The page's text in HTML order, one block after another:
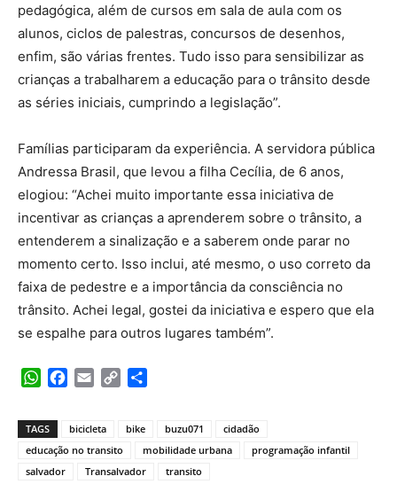
pedagógica, além de cursos em sala de aula com os
alunos, ciclos de palestras, concursos de desenhos,
enfim, são várias frentes. Tudo isso para sensibilizar as
crianças a trabalharem a educação para o trânsito desde
as séries iniciais, cumprindo a legislação”.
Famílias participaram da experiência. A servidora pública
Andressa Brasil, que levou a filha Cecília, de 6 anos,
elogiou: “Achei muito importante essa iniciativa de
incentivar as crianças a aprenderem sobre o trânsito, a
entenderem a sinalização e a saberem onde parar no
momento certo. Isso inclui, até mesmo, o uso correto da
faixa de pedestre e a importância da consciência no
trânsito. Achei legal, gostei da iniciativa e espero que ela
se espalhe para outros lugares também”.
WhatsApp
Facebook
Email Copy
TAGS bicicleta bike buzu071
cidadão
educação no transito
mobilidade urbana
programação infantil
salvador
Transalvador transito